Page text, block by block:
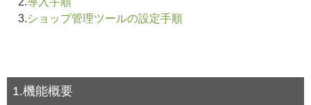
3.ショップ管理ツールの設定手順
1.機能概要